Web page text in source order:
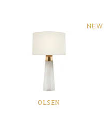
NEW
OLSEN